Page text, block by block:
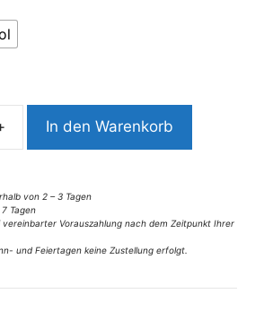
9225EO3
u
petrol
Menge
In den Warenkorb
von 2 – 3 Tagen
Tagen
Vorauszahlung nach dem Zeitpunkt Ihrer
und Feiertagen keine Zustellung erfolgt.